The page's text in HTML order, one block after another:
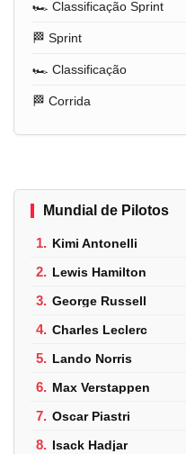
🏎️ Classificação Sprint
🏁 Sprint
🏎️ Classificação
🏁 Corrida
Mundial de Pilotos
1. Kimi Antonelli
2. Lewis Hamilton
3. George Russell
4. Charles Leclerc
5. Lando Norris
6. Max Verstappen
7. Oscar Piastri
8. Isack Hadjar